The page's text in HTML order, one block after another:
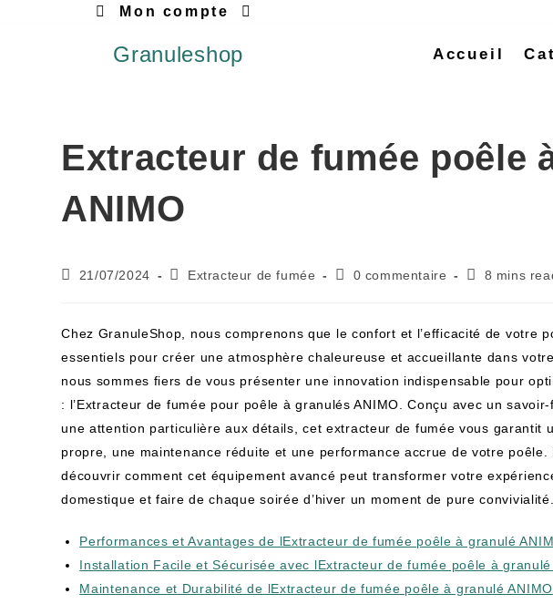
Mon compte
Granuleshop Accueil
Extracteur de fumée poêle
ANIMO
21/07/2024 Extracteur de fumée 0 commentaire 8 mins
Chez GranuleShop, nous comprenons que le confort et l’efficacité de votre
essentiels pour créer une atmosphère chaleureuse et accueillante dans
nous sommes fiers de vous présenter une innovation indispensable pour
: l’Extracteur de fumée pour poêle à granulés ANIMO. Conçu avec un
une attention particulière aux détails, cet extracteur de fumée vous garantit
propre, une maintenance réduite et une performance accrue de votre poêle.
découvrir comment cet équipement avancé peut transformer votre
domestique et faire de chaque soirée d’hiver un moment de pure convivialité.
Performances et Avantages de lExtracteur de fumée poêle à granulé
Installation Facile et Sécurisée avec lExtracteur de fumée poêle à granulé
Maintenance et Durabilité de lExtracteur de fumée poêle à granulé ANIMO